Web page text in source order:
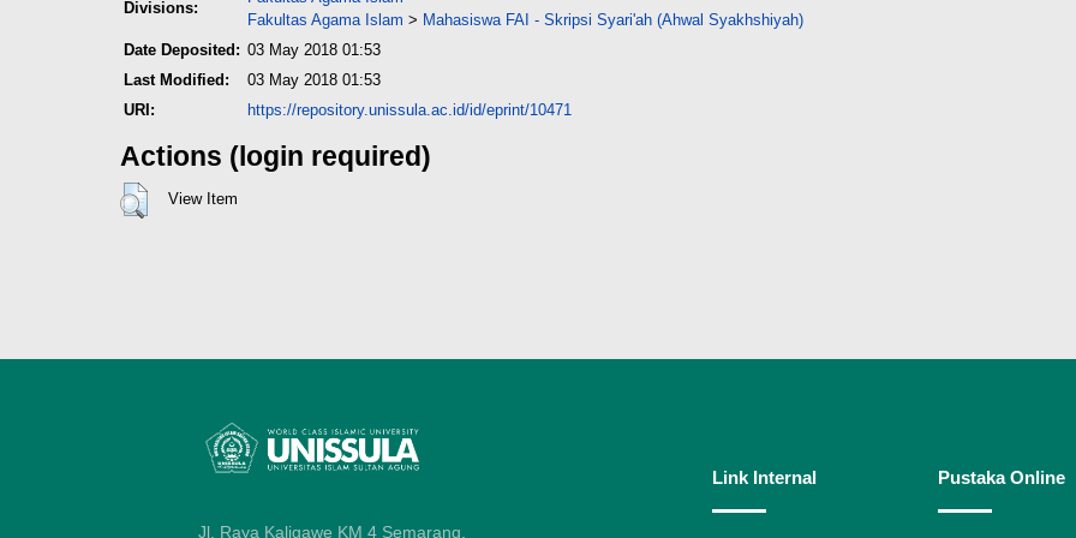
Divisions:
Fakultas Agama Islam > Mahasiswa FAI - Skripsi Syari'ah (Ahwal Syakhshiyah)
Date Deposited: 03 May 2018 01:53
Last Modified:
03 May 2018 01:53
URI:
https://repository.unissula.ac.id/id/eprint/10471
Actions (login required)
View Item
Jl. Raya Kaligawe KM 4 Semarang,
Link Internal Pustaka Online